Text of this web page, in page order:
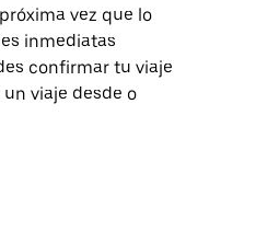
vez que lo
inmediatas
confirmar tu viaje
viaje desde o